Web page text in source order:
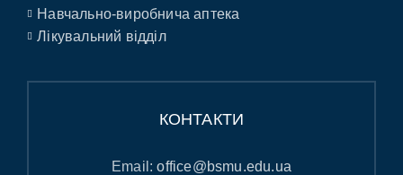
Навчально-виробнича аптека
Лікувальний відділ
КОНТАКТИ
Email:office@bsmu.edu.ua